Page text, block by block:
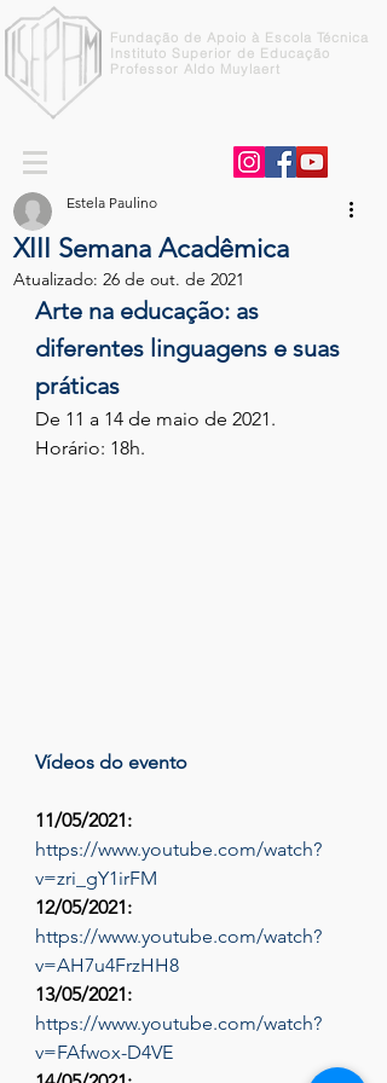
Fundação de Apoio à Escola Técnica
Instituto Superior de Educação
Professor Aldo Muylaert
XIII Semana Acadêmica
Estela Paulino
Atualizado: 26 de out. de 2021
Arte na educação: as
diferentes linguagens e suas
práticas
De 11 a 14 de maio de 2021.
Horário: 18h.
Vídeos do evento
11/05/2021:
https://www.youtube.com/watch?
v=zri_gY1irFM
12/05/2021:
https://www.youtube.com/watch?
v=AH7u4FrzHH8
13/05/2021:
https://www.youtube.com/watch?
v=FAfwox-D4VE